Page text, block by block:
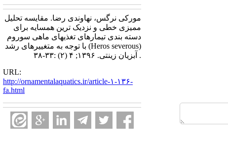
مورکی نرگس، نهاوندی رضا. مقایسه تحلیل
ممیزی خطی و نزدیک ترین همسایه برای
دسته بندی تیمارهای تغذیهای ماهی سوروم
(Heros severous) با توجه به متغییرهای رشد
. آبزیان زینتی. ۱۳۹۶; ۴ (۲) :۳۳-۳۸
URL:
http://ornamentalaquatics.ir/article-۱-۱۳۶-
fa.html